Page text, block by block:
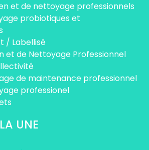
et de nettoyage professionnels
probiotiques et
/ Labellisé
et de Nettoyage Professionnel
de maintenance professionnel
professionel
UNE